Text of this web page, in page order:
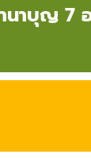
นาบุญ 7